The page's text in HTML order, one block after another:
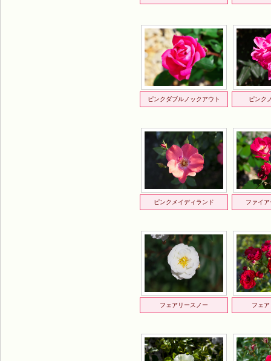
ピンクダブルノックアウト ピンク
ピンクメイディランド ファイ
フェアリースノー フェ